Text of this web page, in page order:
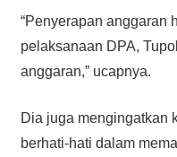
“Penyerapan anggaran
pelaksanaan DPA,
anggaran,” ucapnya.
Dia juga mengingatkan
berhati-hati dalam